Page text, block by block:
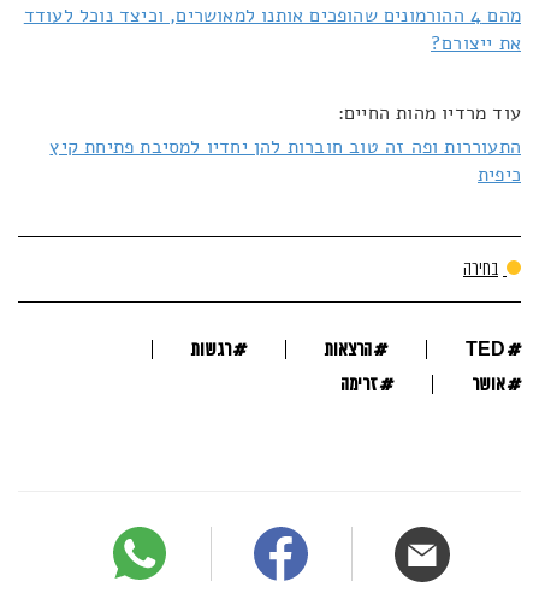
מהם 4 ההורמונים שהופכים אותנו למאושרים, וכיצד נוכל לעודד
את ייצורם?
עוד מרדיו מהות החיים:
התעוררות ופה זה טוב חוברות להן יחדיו למסיבת פתיחת קיץ
כיפית
בחירה
#
TED
#הרצאות #רגשות
#אושר #זרימה